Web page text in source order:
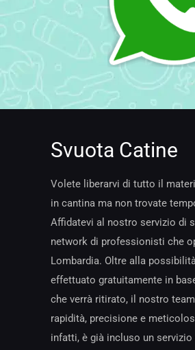
Svuota Catine
Volete liberarvi di tutto il
in cantina ma non trovate
Affidatevi al nostro servizio di
network di professionisti che
Lombardia. Oltre alla
effettuato gratuitamente in
che verrà ritirato, il nostro
rapidità, precisione e
infatti, è già incluso un